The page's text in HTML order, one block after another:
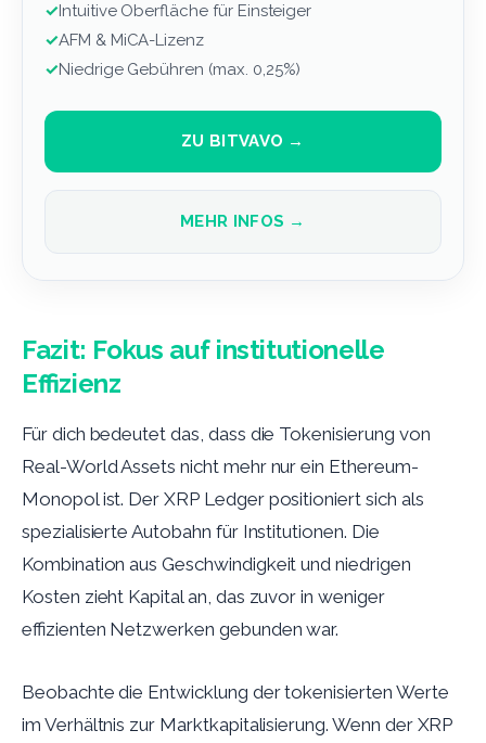
✓Intuitive Oberfläche für Einsteiger
✓AFM & MiCA-Lizenz
✓Niedrige Gebühren (max. 0,25%)
ZU BITVAVO →
MEHR INFOS →
Fazit: Fokus auf institutionelle
Effizienz
Für dich bedeutet das, dass die Tokenisierung von
Real-World Assets nicht mehr nur ein Ethereum-
Monopol ist. Der XRP Ledger positioniert sich als
spezialisierte Autobahn für Institutionen. Die
Kombination aus Geschwindigkeit und niedrigen
Kosten zieht Kapital an, das zuvor in weniger
effizienten Netzwerken gebunden war.
Beobachte die Entwicklung der tokenisierten Werte
im Verhältnis zur Marktkapitalisierung. Wenn der XRP